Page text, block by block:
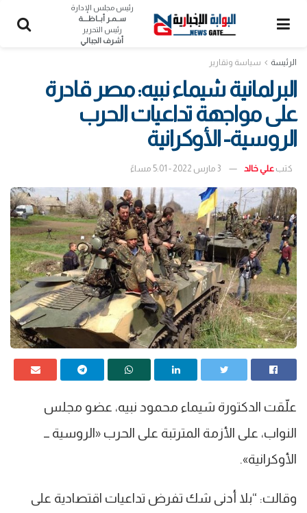
رئيس مجلس الإدارة
ســمـر أبــاظــــة
رئيس التحرير
أشرف الجبالي
الرئيسة سياسة وتقارير
البرلمانية شيماء نبيه: مصر قادرة
على مواجهة تداعيات الحرب
الروسية- الأوكرانية
كتب علي خالد 3 مارس 2022 - 5:01 مساءً
علّقت الدكتورة شيماء محمود نبيه، عضو مجلس
النواب، على الأزمة المترتبة على الحرب «الروسية ــ
الأوكرانية».
وقالت: “بلا أدنى شك تفرض تداعيات اقتصادية على